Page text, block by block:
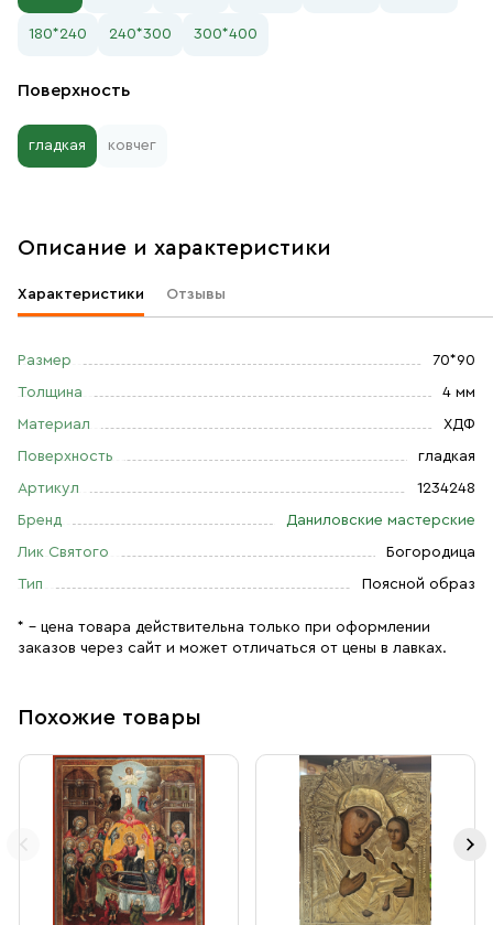
180*240 240*300 300*400
Поверхность
гладкая ковчег
Описание и характеристики
Характеристики Отзывы
Размер 70*90
Толщина 4 мм
Материал ХДФ
Поверхность гладкая
Артикул 1234248
Бренд Даниловские мастерские
Лик Святого Богородица
Тип Поясной образ
* – цена товара действительна только при оформлении
заказов через сайт и может отличаться от цены в лавках.
Похожие товары